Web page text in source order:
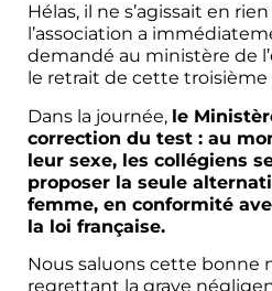
Hélas, il ne s’agissait en
l’association a
demandé au ministère de
le retrait de cette troisième
Dans la journée, le
correction du test : au
leur sexe, les collégiens
proposer la seule
femme, en conformité
la loi française.
Nous saluons cette bonne
regrettant la grave